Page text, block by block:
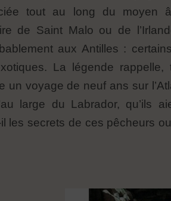
tout au long du moyen
de Saint Malo ou de
aux Antilles :
La légende
un voyage de neuf ans sur
large du Labrador, qu’ils
les secrets de ces pêcheurs